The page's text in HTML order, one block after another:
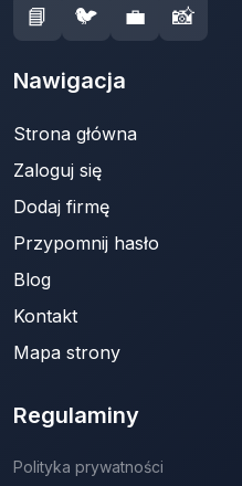
📘 🐦 💼 📸
Nawigacja
Strona główna
Zaloguj się
Dodaj firmę
Przypomnij hasło
Blog
Kontakt
Mapa strony
Regulaminy
Polityka prywatności